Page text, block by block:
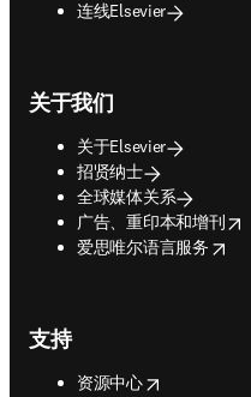
连线Elsevier
关于我们
关于Elsevier
招贤纳士
全球媒体关系
广告、重印本和增刊
opens in new tab/window
爱思唯尔语言服务
opens in new tab/window
支持
资源中心
opens in new tab/window